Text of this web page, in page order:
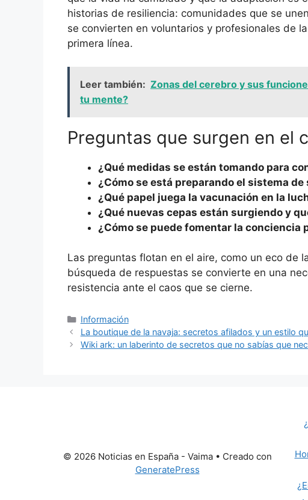
historias de resiliencia: comunidades que se
se convierten en voluntarios y profesionales de
primera línea.
Leer también: Zonas del cerebro y sus
tu mente?
Preguntas que surgen en el
¿Qué medidas se están tomando para
¿Cómo se está preparando el sistema
¿Qué papel juega la vacunación en la
¿Qué nuevas cepas están surgiendo y
¿Cómo se puede fomentar la conciencia
Las preguntas flotan en el aire, como un eco de
búsqueda de respuestas se convierte en una
resistencia ante el caos que se cierne.
Categorías
Información
La boutique de la navaja: secretos afilados y un estilo
Wiki ark: un laberinto de secretos que no sabías que
© 2026 Noticias en España - Vaima• Creado con
GeneratePress